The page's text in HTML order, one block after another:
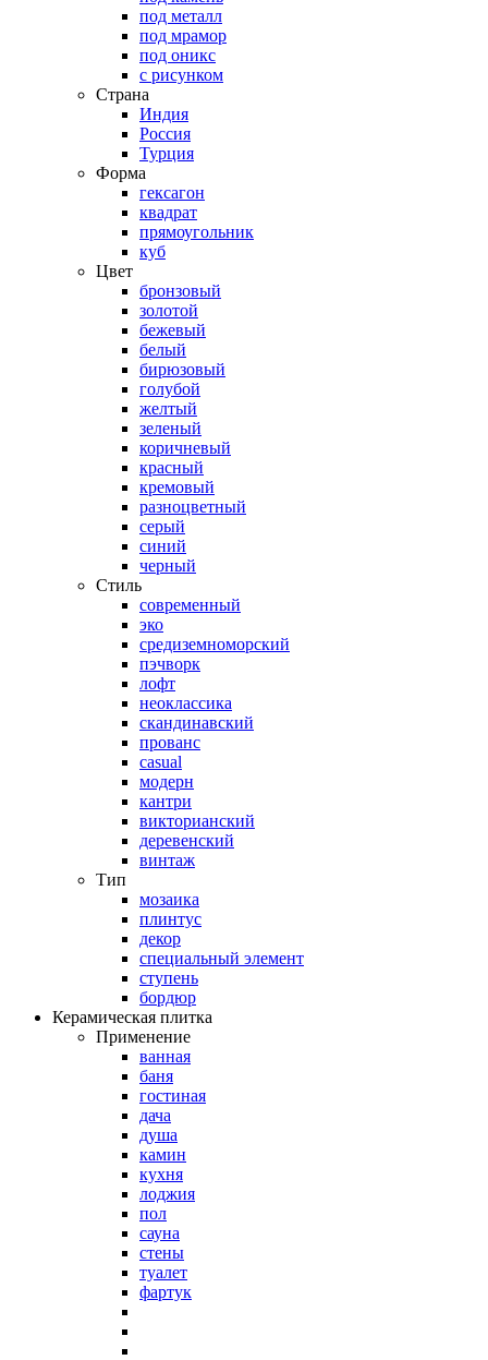
под металл
под мрамор
под оникс
с рисунком
Страна
Индия
Россия
Турция
Форма
гексагон
квадрат
прямоугольник
куб
Цвет
бронзовый
золотой
бежевый
белый
бирюзовый
голубой
желтый
зеленый
коричневый
красный
кремовый
разноцветный
серый
синий
черный
Стиль
современный
эко
средиземноморский
пэчворк
лофт
неоклассика
скандинавский
прованс
casual
модерн
кантри
викторианский
деревенский
винтаж
Тип
мозаика
плинтус
декор
специальный элемент
ступень
бордюр
Керамическая плитка
Применение
ванная
баня
гостиная
дача
душа
камин
кухня
лоджия
пол
сауна
стены
туалет
фартук